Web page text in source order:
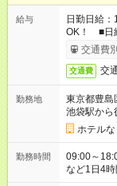
給与
日勤日給
OK！ ■日
交通費
交通費 交
勤務地
東京都豊島
池袋駅から
ホテル
勤務時間
09:00～
など1日4時間～OK！ その他シフ
相談くださ